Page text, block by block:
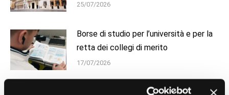
25/07/2026
Borse di studio per l’università e per la
retta dei collegi di merito
17/07/2026
Enpam: oltre 600 borse per figli e orfani